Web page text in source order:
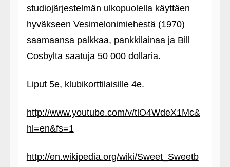
studiojärjestelmän ulkopuolella käyttäen
hyväkseen Vesimelonimiehestä (1970)
saamaansa palkkaa, pankkilainaa ja Bill
Cosbylta saatuja 50 000 dollaria.
Liput 5e, klubikorttilaisille 4e.
http://www.youtube.com/v/tlO4WdeX1Mc&
hl=en&fs=1
http://en.wikipedia.org/wiki/Sweet_Sweetb